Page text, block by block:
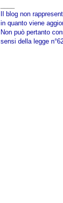
Il blog non
in quanto viene
Non può pertanto
sensi della legge